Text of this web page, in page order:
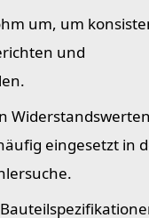
um, um
und
eingesetzt in